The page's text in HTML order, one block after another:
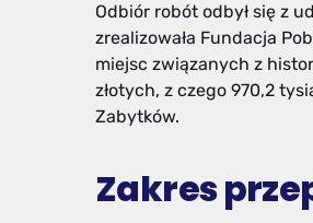
Odbiór robót odbył się z
zrealizowała Fundacja
miejsc związanych z
złotych, z czego 970,2
Zabytków.
Zakres